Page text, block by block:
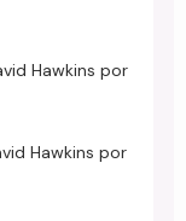
Hawkins por
Hawkins por